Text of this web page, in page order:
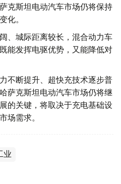
克斯坦电动汽车市场仍将保持
化。
、城际距离较长，混合动力车
能发挥电驱优势，又能降低对
不断提升、超快充技术逐步普
萨克斯坦电动汽车市场仍将继
的关键，将取决于充电基础设
场需求。
业